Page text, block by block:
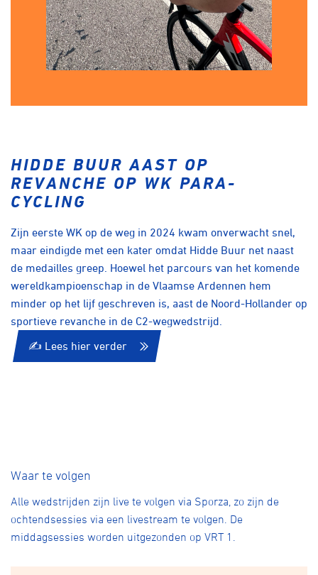
HIDDE BUUR AAST OP
REVANCHE OP WK PARA-
CYCLING
Zijn eerste WK op de weg in 2024 kwam onverwacht snel,
maar eindigde met een kater omdat Hidde Buur net naast
de medailles greep. Hoewel het parcours van het komende
wereldkampioenschap in de Vlaamse Ardennen hem
minder op het lijf geschreven is, aast de Noord-Hollander op
sportieve revanche in de C2-wegwedstrijd.
✍️ Lees hier verder
Waar te volgen
Alle wedstrijden zijn live te volgen via Sporza, zo zijn de
ochtendsessies via een livestream te volgen. De
middagsessies worden uitgezonden op VRT 1.